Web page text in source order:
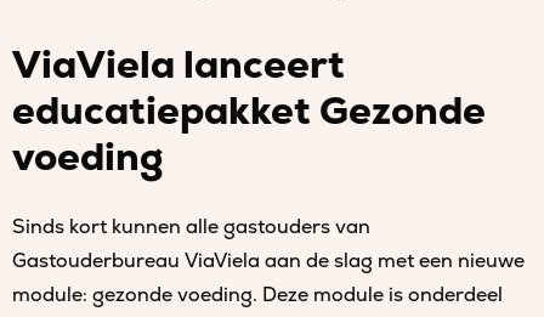
ViaViela lanceert
educatiepakket Gezonde
voeding
Sinds kort kunnen alle gastouders van
Gastouderbureau ViaViela aan de slag met een nieuwe
module: gezonde voeding. Deze module is onderdeel